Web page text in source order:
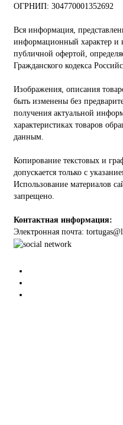
ОГРНИП: 304770001352692
Вся информация,
информационный характер и
публичной офертой,
Гражданского кодекса
Изображения, описания
быть изменены без
получения актуальной
характеристиках товаров
данным.
Копирование текстовых и
допускается только с
Использование материалов
запрещено.
Контактная информация:
Электронная почта: